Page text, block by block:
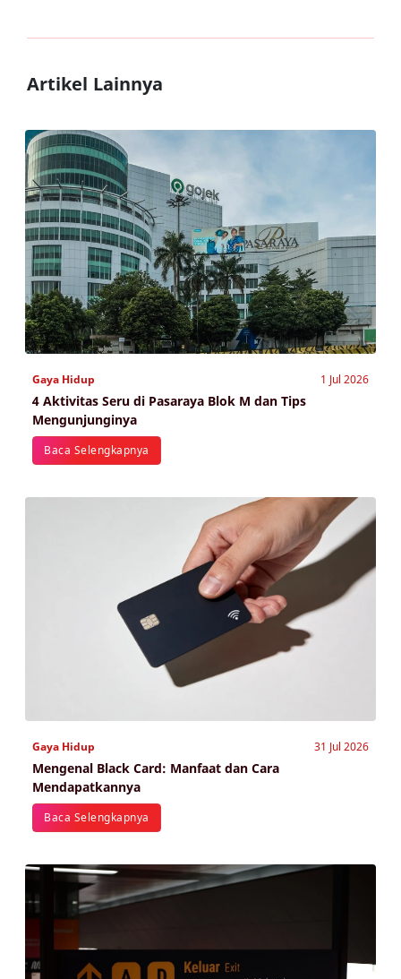
Artikel Lainnya
Gaya Hidup 1 Jul 2026
4 Aktivitas Seru di Pasaraya Blok M dan Tips
Mengunjunginya
Baca Selengkapnya
Gaya Hidup 31 Jul 2026
Mengenal Black Card: Manfaat dan Cara
Mendapatkannya
Baca Selengkapnya